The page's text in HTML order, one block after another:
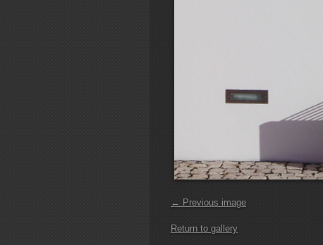
← Previous image
Return to gallery